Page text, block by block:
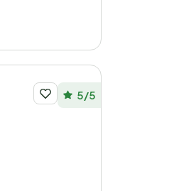
5/5